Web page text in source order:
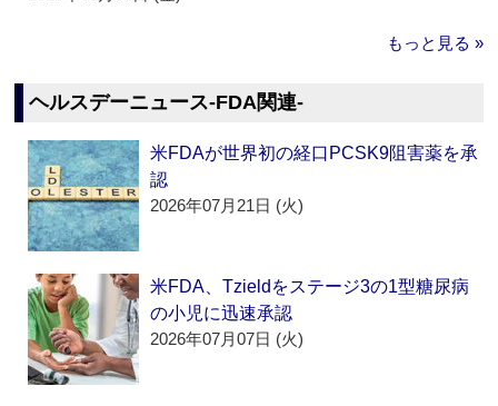
もっと見る »
ヘルスデーニュース‐FDA関連‐
米FDAが世界初の経口PCSK9阻害薬を承
認
2026年07月21日 (火)
米FDA、Tzieldをステージ3の1型糖尿病
の小児に迅速承認
2026年07月07日 (火)